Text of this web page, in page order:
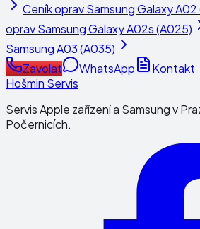
Ceník opravSamsung Galaxy
opravSamsung Galaxy A02s (A025)
Samsung A03 (A035)
Zavolat
WhatsApp
Kontakt
Hošmin Servis
Servis Apple zařízení a Samsung v
Počernicích.